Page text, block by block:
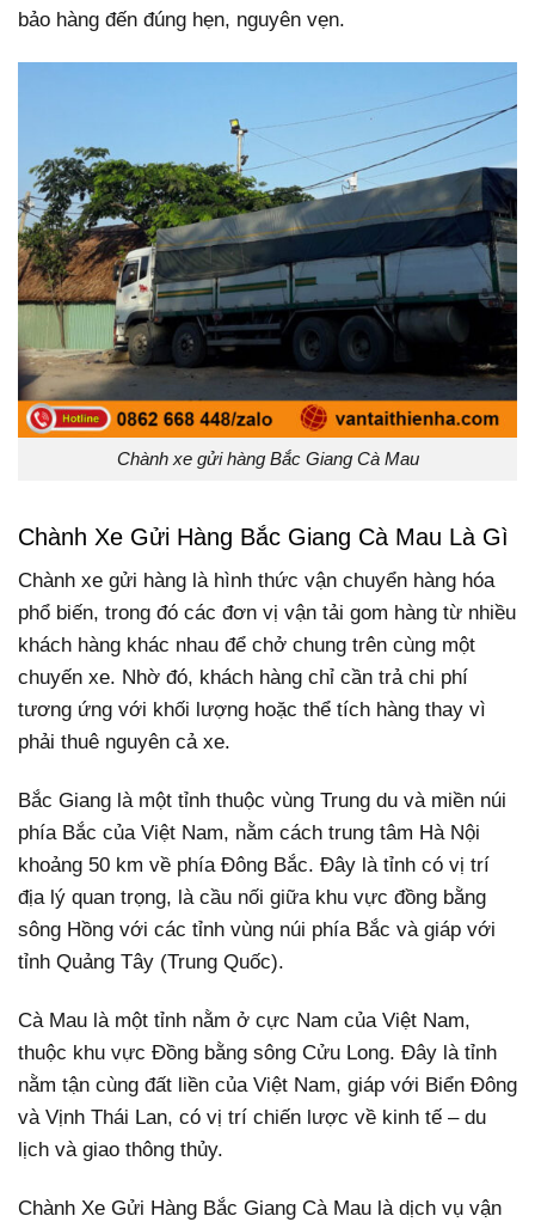
bảo hàng đến đúng hẹn, nguyên vẹn.
Chành xe gửi hàng Bắc Giang Cà Mau
Chành Xe Gửi Hàng Bắc Giang Cà Mau Là Gì
Chành xe gửi hàng là hình thức vận chuyển hàng hóa
phổ biến, trong đó các đơn vị vận tải gom hàng từ nhiều
khách hàng khác nhau để chở chung trên cùng một
chuyến xe. Nhờ đó, khách hàng chỉ cần trả chi phí
tương ứng với khối lượng hoặc thể tích hàng thay vì
phải thuê nguyên cả xe.
Bắc Giang là một tỉnh thuộc vùng Trung du và miền núi
phía Bắc của Việt Nam, nằm cách trung tâm Hà Nội
khoảng 50 km về phía Đông Bắc. Đây là tỉnh có vị trí
địa lý quan trọng, là cầu nối giữa khu vực đồng bằng
sông Hồng với các tỉnh vùng núi phía Bắc và giáp với
tỉnh Quảng Tây (Trung Quốc).
Cà Mau là một tỉnh nằm ở cực Nam của Việt Nam,
thuộc khu vực Đồng bằng sông Cửu Long. Đây là tỉnh
nằm tận cùng đất liền của Việt Nam, giáp với Biển Đông
và Vịnh Thái Lan, có vị trí chiến lược về kinh tế – du
lịch và giao thông thủy.
Chành Xe Gửi Hàng Bắc Giang Cà Mau là dịch vụ vận